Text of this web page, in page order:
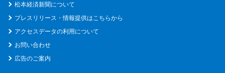
松本経済新聞について
プレスリリース・情報提供はこちらから
アクセスデータの利用について
お問い合わせ
広告のご案内